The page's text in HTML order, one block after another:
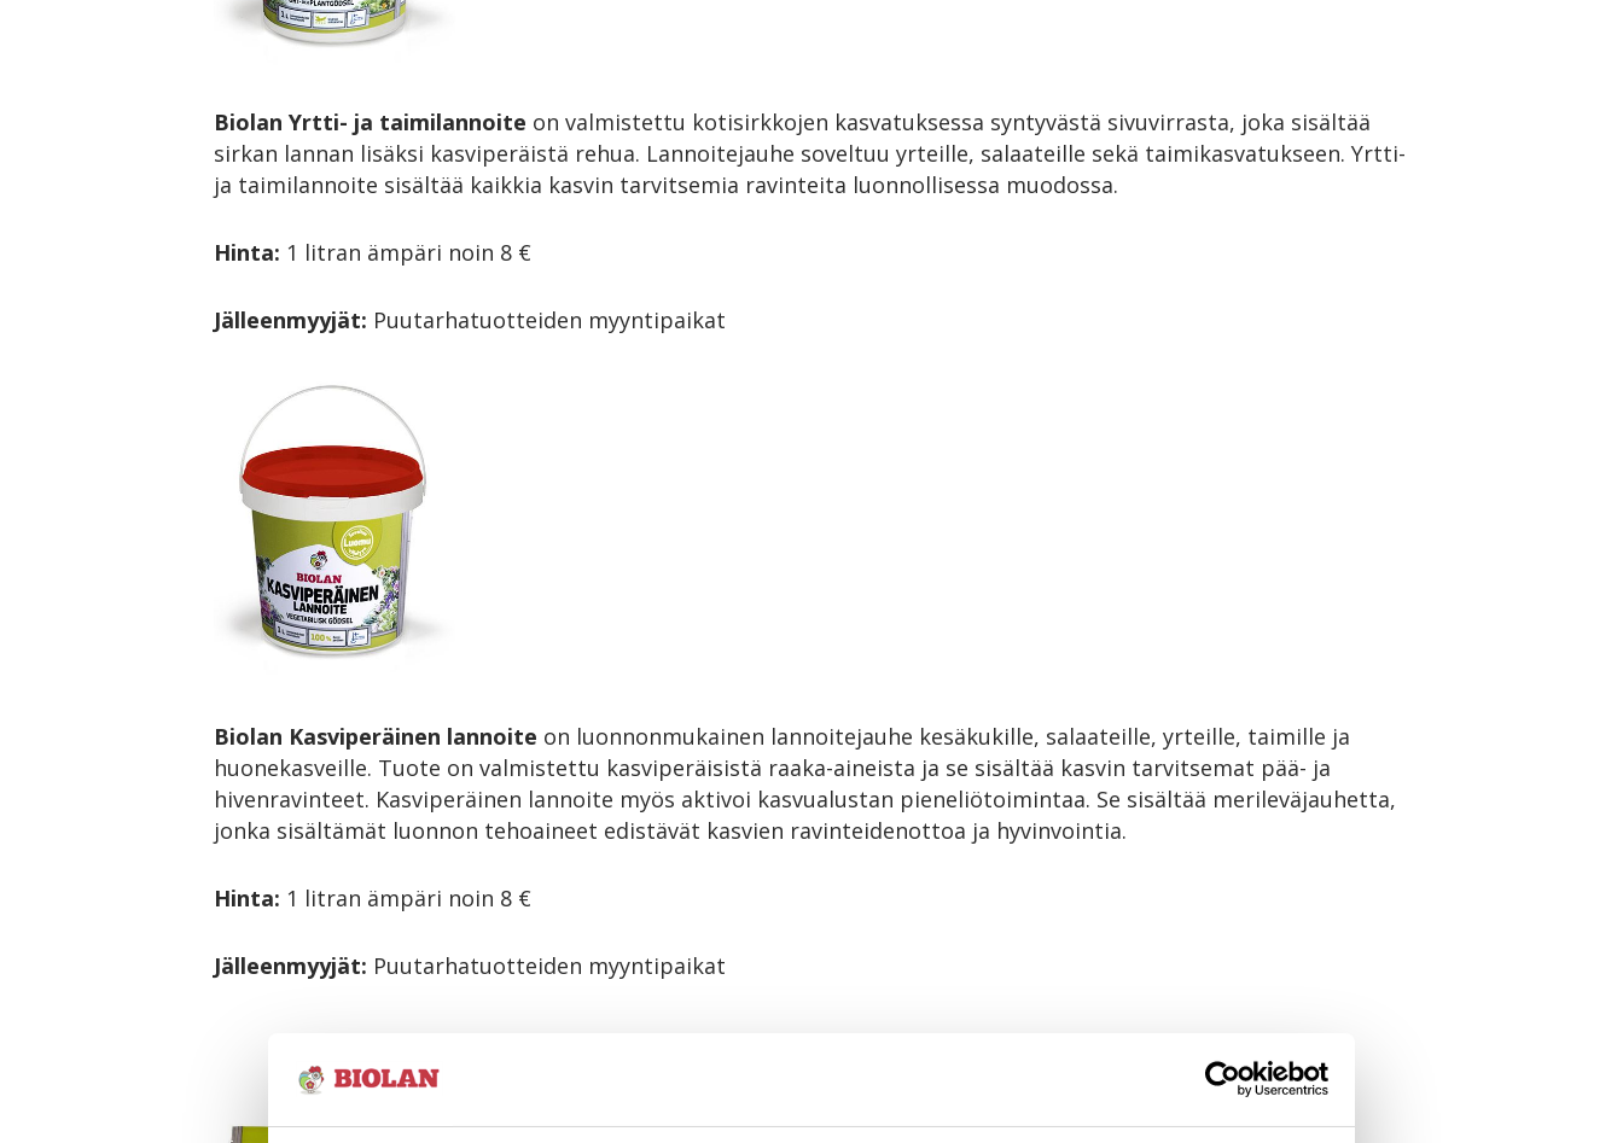
Biolan Yrtti- ja taimilannoite on valmistettu kotisirkkojen kasvatuksessa syntyvästä sivuvirrasta, joka sisältää
sirkan lannan lisäksi kasviperäistä rehua. Lannoitejauhe soveltuu yrteille, salaateille sekä taimikasvatukseen. Yrtti-
ja taimilannoite sisältää kaikkia kasvin tarvitsemia ravinteita luonnollisessa muodossa.
Hinta: 1 litran ämpäri noin 8 €
Jälleenmyyjät: Puutarhatuotteiden myyntipaikat
Biolan Kasviperäinen lannoite on luonnonmukainen lannoitejauhe kesäkukille, salaateille, yrteille, taimille ja
huonekasveille. Tuote on valmistettu kasviperäisistä raaka-aineista ja se sisältää kasvin tarvitsemat pää- ja
hivenravinteet. Kasviperäinen lannoite myös aktivoi kasvualustan pieneliötoimintaa. Se sisältää merileväjauhetta,
jonka sisältämät luonnon tehoaineet edistävät kasvien ravinteidenottoa ja hyvinvointia.
Hinta: 1 litran ämpäri noin 8 €
Jälleenmyyjät: Puutarhatuotteiden myyntipaikat